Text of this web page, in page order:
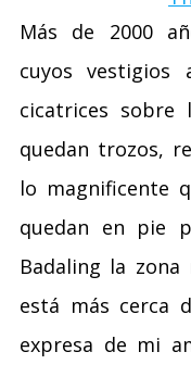
Más de 2000
cuyos vestigios
cicatrices sobre
quedan trozos,
lo magnificente
quedan en pie
Badaling la
está más cerca
expresa de mi